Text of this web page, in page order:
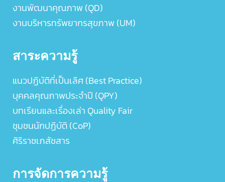
งานพัฒนาคุณภาพ (QD)
งานบริหารทรัพยากรสุขภาพ (UM)
สาระความรู้
แนวปฏิบัติที่เป็นเลิศ (Best Practice)
บุคคลคุณภาพประจำปี (QPY)
บทเรียนและเรื่องเล่า Quality Fair
ชุมชนนักปฏิบัติ (CoP)
ศิริราชเภสัชสาร
การจัดการความรู้